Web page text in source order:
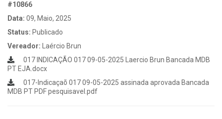
#10866
Data: 09, Maio, 2025
Status: Publicado
Vereador:
Laércio Brun
017 INDICAÇÃO 017 09-05-2025 Laercio Brun Bancada MDB
PT EJA.docx
017-Indicaçaõ 017 09-05-2025 assinada aprovada Bancada
MDB PT PDF pesquisavel.pdf